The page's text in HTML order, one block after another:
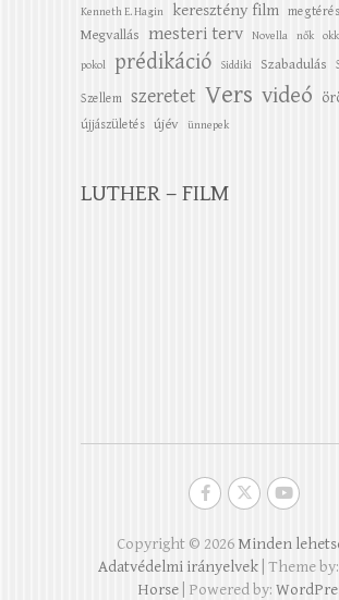
Kenneth E. Hagin keresztény film megtérés
Megvallás mesteri terv Novella nők
pokol prédikáció Siddiki Szabadulás
Szellem szeretet Vers videó
újjászületés újév ünnepek
LUTHER – FILM
Copyright © 2026 Minden
Adatvédelmi irányelvek | Theme by:
Horse | Powered by: